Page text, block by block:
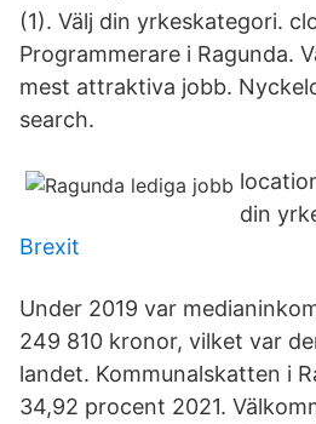
(1). Välj din yrkeskategori.
Programmerare i Ragunda.
mest attraktiva jobb.
search.
din
Brexit
Under 2019 var
249 810 kronor, vilket var
landet. Kommunalskatten i
34,92 procent 2021.